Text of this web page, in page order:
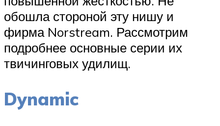
обошла стороной эту нишу и
фирма Norstream. Рассмотрим
подробнее основные серии их
твичинговых удилищ.
Dynamic